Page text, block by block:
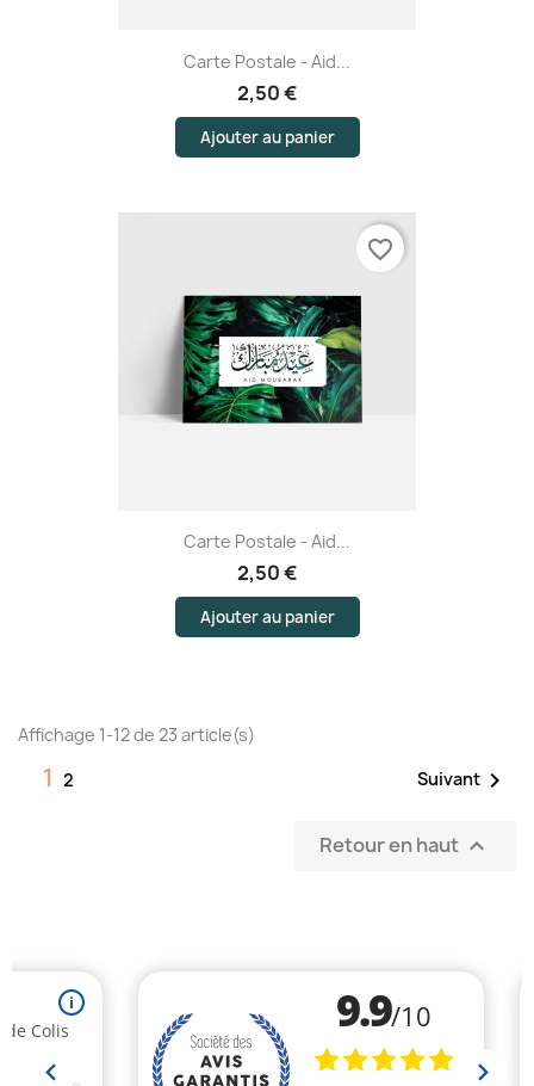
(1 avis)
Carte Postale - Aid...
2,50 €
Ajouter au panier
Carte Postale - Aid...
2,50 €
Ajouter au panier
favorite_border
Affichage 1-12 de 23 article(s)
1 2 Suivant 
Retour en haut 